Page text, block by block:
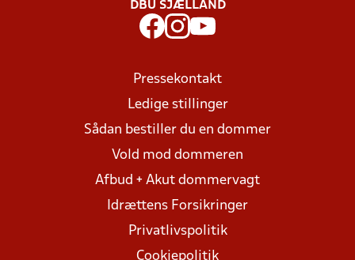
DBU SJÆLLAND
Pressekontakt
Ledige stillinger
Sådan bestiller du en dommer
Vold mod dommeren
Afbud + Akut dommervagt
Idrættens Forsikringer
Privatlivspolitik
Cookiepolitik